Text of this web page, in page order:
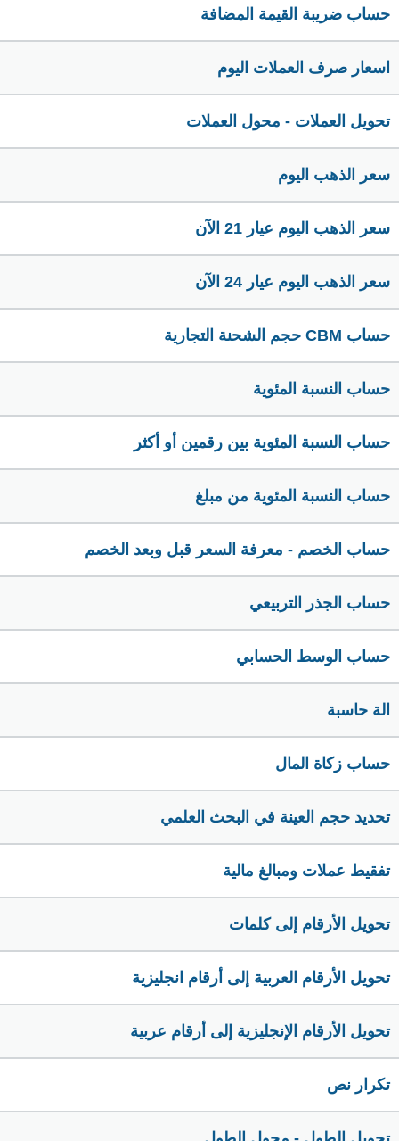
حساب ضريبة القيمة المضافة
اسعار صرف العملات اليوم
تحويل العملات - محول العملات
سعر الذهب اليوم
سعر الذهب اليوم عيار 21 الآن
سعر الذهب اليوم عيار 24 الآن
حساب CBM حجم الشحنة التجارية
حساب النسبة المئوية
حساب النسبة المئوية بين رقمين أو أكثر
حساب النسبة المئوية من مبلغ
حساب الخصم - معرفة السعر قبل وبعد الخصم
حساب الجذر التربيعي
حساب الوسط الحسابي
الة حاسبة
حساب زكاة المال
تحديد حجم العينة في البحث العلمي
تفقيط عملات ومبالغ مالية
تحويل الأرقام إلى كلمات
تحويل الأرقام العربية إلى أرقام انجليزية
تحويل الأرقام الإنجليزية إلى أرقام عربية
تكرار نص